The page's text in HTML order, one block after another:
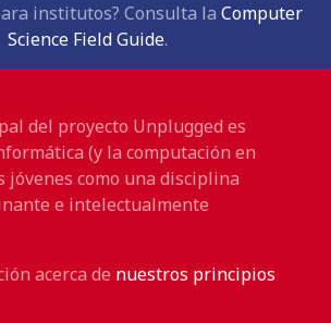
institutos? Consulta la Computer
Science Field Guide.
del proyecto Unplugged es
(y la computación en
jóvenes como una disciplina
e intelectualmente
acerca de nuestros principios